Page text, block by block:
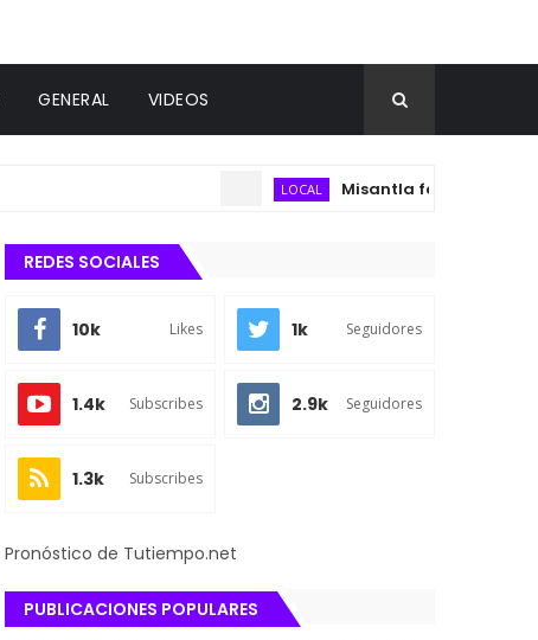
GENERAL VIDEOS
Misantla fortalecerá
REDES SOCIALES
10k Likes 1k Seguidores
1.4k Subscribes 2.9k Seguidores
1.3k Subscribes
Pronóstico de Tutiempo.net
PUBLICACIONES POPULARES